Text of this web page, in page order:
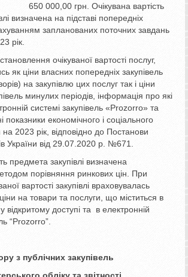
000,00 грн. Очікувана вартість
визначена на підставі попередніх
запланованих поточних завдань
рік.
очікуваної вартості послуг,
як ціни власних попередніх закупівель
на закупівлю цих послуг так і ціни
минулих періодів, інформація про які
системі закупівель «Prozorro» та
показники економічного і соціального
на 2023 рік, відповідно до Постанови
України від 29.07.2020 р. №671.
предмета закупівлі визначена
порівняння ринкових цін. При
вартості закупівлі враховувалась
на товари та послуги, що міститься в
відкритому доступі та в електронній
“Prozorro”.
з публічних закупівель